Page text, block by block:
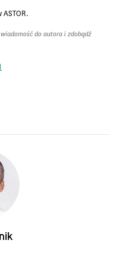
do autora i zdobądź